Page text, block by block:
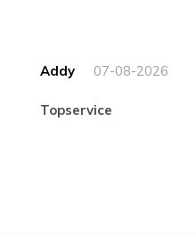
Addy 07-08-2026
topservice